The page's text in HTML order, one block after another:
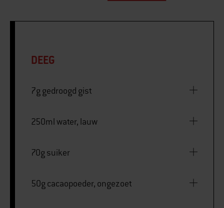
DEEG
7g gedroogd gist
250ml water, lauw
70g suiker
50g cacaopoeder, ongezoet